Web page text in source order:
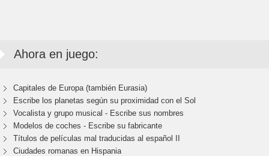
Ahora en juego:
Capitales de Europa (también Eurasia)
Escribe los planetas según su proximidad con el Sol
Vocalista y grupo musical - Escribe sus nombres
Modelos de coches - Escribe su fabricante
Títulos de películas mal traducidas al español II
Ciudades romanas en Hispania